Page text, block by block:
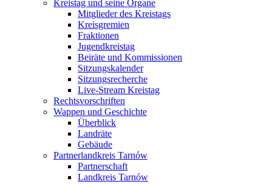
Kreistag und seine Organe
Mitglieder des Kreistags
Kreisgremien
Fraktionen
Jugendkreistag
Beiräte und Kommissionen
Sitzungskalender
Sitzungsrecherche
Live-Stream Kreistag
Rechtsvorschriften
Wappen und Geschichte
Überblick
Landräte
Gebäude
Partnerlandkreis Tarnów
Partnerschaft
Landkreis Tarnów